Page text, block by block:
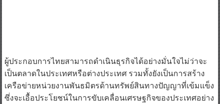
ผู้ประกอบการไทยสามารถดำเนินธุรกิจได้อย่างมั่นใจไม่ว่าจะ
เป็นตลาดในประเทศหรือต่างประเทศ รวมทั้งยังเป็นการสร้าง
เครือข่ายหน่วยงานพันธมิตรด้านทรัพย์สินทางปัญญาที่เข้มแข็ง
ซึ่งจะเอื้อประโยชน์ในการขับเคลื่อนเศรษฐกิจของประเทศอย่าง